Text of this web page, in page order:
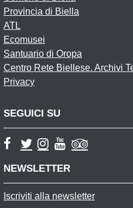
Provincia di Biella
ATL
Ecomusei
Santuario di Oropa
Centro Rete Biellese. Archivi
Privacy
SEGUICI SU
NEWSLETTER
Iscriviti alla newsletter